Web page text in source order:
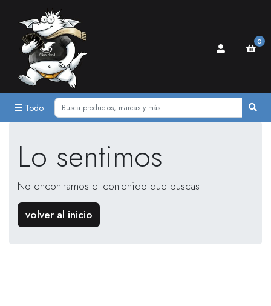
Todo
0
Lo sentimos
No encontramos el contenido que buscas
volver al inicio